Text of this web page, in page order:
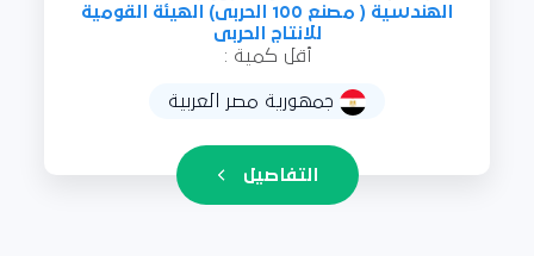
الهندسية ( مصنع 100 الحربى) الهيئة القومية
للانتاج الحربى
أقل كمية :
جمهورية مصر العربية
التفاصيل